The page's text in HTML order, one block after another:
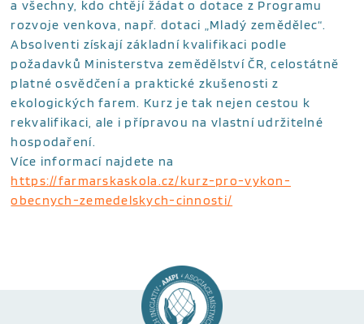
a všechny, kdo chtějí žádat o dotace z Programu
rozvoje venkova, např. dotaci „Mladý zemědělec“.
Absolventi získají základní kvalifikaci podle
požadavků Ministerstva zemědělství ČR, celostátně
platné osvědčení a praktické zkušenosti z
ekologických farem. Kurz je tak nejen cestou k
rekvalifikaci, ale i přípravou na vlastní udržitelné
hospodaření.
Více informací najdete na
https://farmarskaskola.cz/kurz-pro-vykon-
obecnych-zemedelskych-cinnosti/